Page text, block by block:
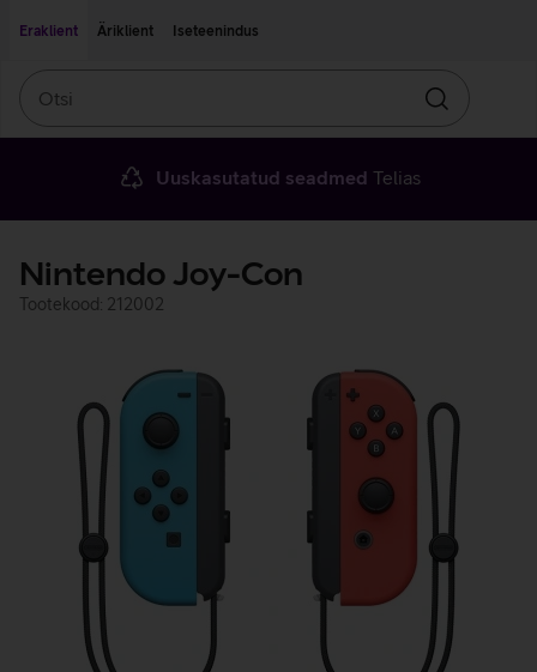
Eraklient
Äriklient Iseteenindus
Otsin
Uuskasutatud seadmed Telias
Nintendo Joy-Con
Tootekood: 212002